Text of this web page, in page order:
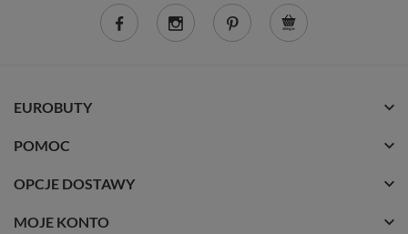
EUROBUTY
POMOC
OPCJE DOSTAWY
MOJE KONTO